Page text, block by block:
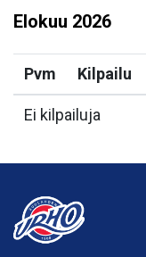
Elokuu 2026
Pvm Kilpailu
Ei kilpailuja